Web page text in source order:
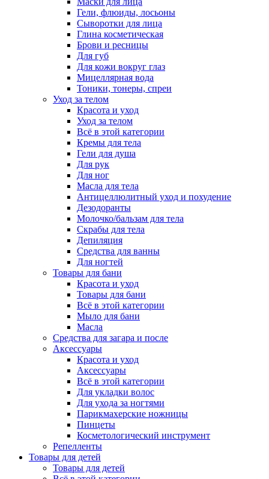
Гели, флюиды, лосьоны
Сыворотки для лица
Глина косметическая
Брови и ресницы
Для губ
Для кожи вокруг глаз
Мицеллярная вода
Тоники, тонеры, спреи
Уход за телом
Красота и уход
Уход за телом
Всё в этой категории
Кремы для тела
Гели для душа
Для рук
Для ног
Масла для тела
Антицеллюлитный уход и похудение
Дезодоранты
Молочко/бальзам для тела
Скрабы для тела
Депиляция
Средства для ванны
Для ногтей
Товары для бани
Красота и уход
Товары для бани
Всё в этой категории
Мыло для бани
Масла
Средства для загара и после
Аксессуары
Красота и уход
Аксессуары
Всё в этой категории
Для укладки волос
Для ухода за ногтями
Парикмахерские ножницы
Пинцеты
Косметологический инструмент
Репелленты
Товары для детей
Товары для детей